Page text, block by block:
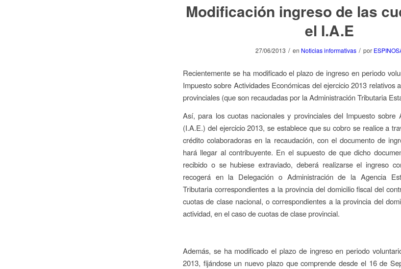
Modificación ingreso de las
el I.A.E
27/06/2013 / en Noticias informativas / por
Recientemente se ha modificado el plazo de ingreso en periodo
Impuesto sobre Actividades Económicas del ejercicio 2013 relativos
provinciales (que son recaudadas por la Administración Tributaria
Así, para los cuotas nacionales y provinciales del Impuesto sobre
(I.A.E.) del ejercicio 2013, se establece que su cobro se realice a
crédito colaboradoras en la recaudación, con el documento de
hará llegar al contribuyente. En el supuesto de que dicho
recibido o se hubiese extraviado, deberá realizarse el ingreso
recogerá en la Delegación o Administración de la Agencia
Tributaria correspondientes a la provincia del domicilio fiscal del
cuotas de clase nacional, o correspondientes a la provincia del
actividad, en el caso de cuotas de clase provincial.
Además, se ha modificado el plazo de ingreso en periodo
2013, fijándose un nuevo plazo que comprende desde el 16 de